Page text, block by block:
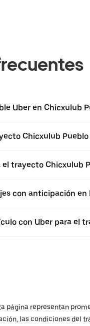
Uber en Chicxulub
Chicxulub Pueblo
trayecto Chicxulub
con anticipación
con Uber para el
página representan
las condiciones del